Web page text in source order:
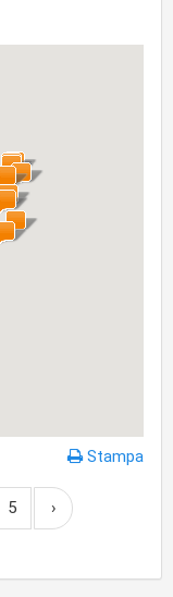
Stampa
5 ›